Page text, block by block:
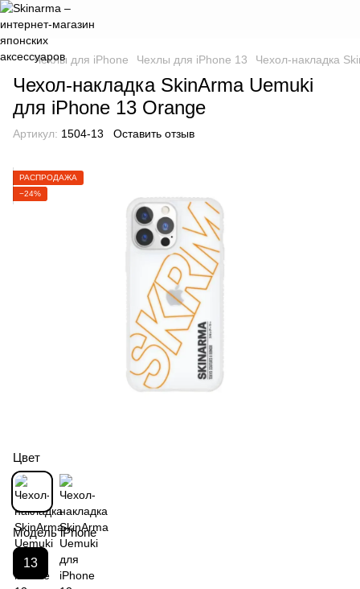
Чехлы для iPhone Чехлы для iPhone 13 Чехол-накладка
Чехол-накладка SkinArma Uemuki
для iPhone 13 Orange
Артикул: 1504-13 Оставить отзыв
РАСПРОДАЖА
−24%
Цвет
Модель iPhone
13